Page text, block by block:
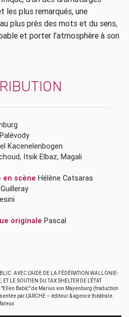
les plus remarqués, une
plus près des mots et du sens,
et porter l’atmosphère à son
Michel Kacenelenbogen
, Itsik Elbaz, Magali
en scène Hélène Catsaras
originale Pascal
AVEC L'AIDE DE LA FÉDÉRATION WALLONIE-
LE SOUTIEN DU TAX SHELTER DE L’ÉTAT
"Ellen Babić" de Marius von Mayenburg (traduction
par L’ARCHE – éditeur & agence théâtrale.